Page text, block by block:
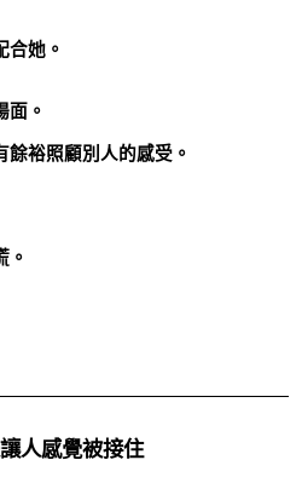
合她。
面。
裕照顧別人的感受。
。
人感覺被接住